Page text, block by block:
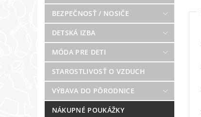
BEZPEČNOSŤ / NOSIČE
DETSKÁ IZBA
MÓDA PRE DETI
STAROSTLIVOSŤ O VZDUCH
VÝBAVA DO PÔRODNICE
NÁKUPNÉ POUKÁŽKY